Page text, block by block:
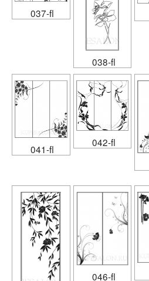
037-fl
038-fl
041-fl
042-fl
046-fl